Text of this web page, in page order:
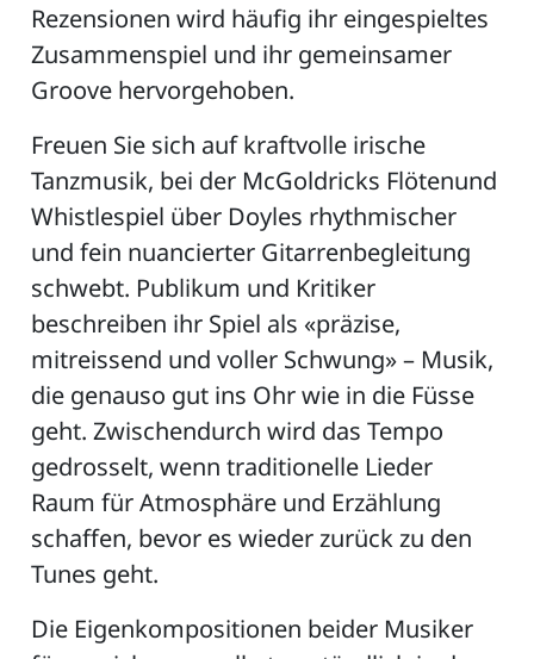
Rezensionen wird häufig ihr eingespieltes
Zusammenspiel und ihr gemeinsamer
Groove hervorgehoben.
Freuen Sie sich auf kraftvolle irische
Tanzmusik, bei der McGoldricks Flötenund
Whistlespiel über Doyles rhythmischer
und fein nuancierter Gitarrenbegleitung
schwebt. Publikum und Kritiker
beschreiben ihr Spiel als «präzise,
mitreissend und voller Schwung» – Musik,
die genauso gut ins Ohr wie in die Füsse
geht. Zwischendurch wird das Tempo
gedrosselt, wenn traditionelle Lieder
Raum für Atmosphäre und Erzählung
schaffen, bevor es wieder zurück zu den
Tunes geht.
Die Eigenkompositionen beider Musiker